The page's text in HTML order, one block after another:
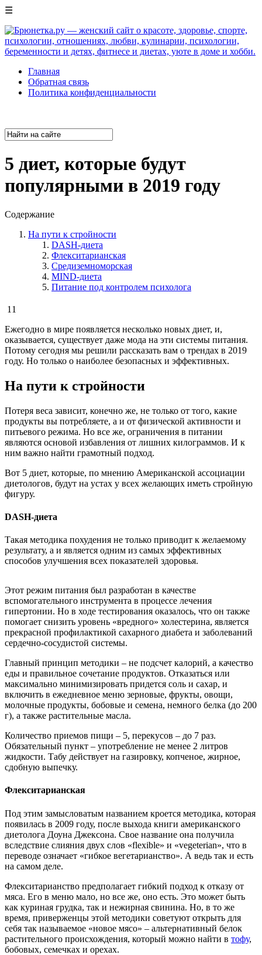
☰
Главная
Обратная связь
Политика конфиденциальности
5 диет, которые будут
популярными в 2019 году
Содержание
На пути к стройности
DASH-диета
Флекситарианская
Средиземноморская
MIND-диета
Питание под контролем психолога
11
Ежегодно в мире появляется несколько новых диет, и,
оказывается, существует даже мода на эти системы питания.
Потому сегодня мы решили рассказать вам о трендах в 2019
году. Но только о наиболее безопасных и эффективных.
На пути к стройности
Потеря веса зависит, конечно же, не только от того, какие
продукты вы потребляете, а и от физической активности и
питьевого режима. Но все же, ограничения в питании
являются основой избавления от лишних килограммов. И к
ним важно найти грамотный подход.
Вот 5 диет, которые, по мнению Американской ассоциации
диетологов, будут на устах у всех желающих иметь стройную
фигуру.
DASH-диета
Такая методика похудения не только приводит к желаемому
результату, а и является одним из самых эффективных
способов улучшения всех показателей здоровья.
Этот режим питания был разработан в качестве
вспомогательного инструмента в процессе лечения
гипертонии. Но в ходе тестирования оказалось, что он также
помогает снизить уровень «вредного» холестерина, является
прекрасной профилактикой сахарного диабета и заболеваний
сердечно-сосудистой системы.
Главный принцип методики – не подсчет калорий, а качество
еды и правильное сочетание продуктов. Отказаться или
максимально минимизировать придется соль и сахар, и
включить в ежедневное меню зерновые, фрукты, овощи,
молочные продукты, бобовые и семена, немного белка (до 200
г), а также растительные масла.
Количество приемов пищи – 5, перекусов – до 7 раз.
Обязательный пункт – употребление не менее 2 литров
жидкости. Табу действует на газировку, копченое, жирное,
сдобную выпечку.
Флекситарианская
Под этим замысловатым названием кроется методика, которая
появилась в 2009 году, после выхода книги американского
диетолога Доуна Джексона. Свое название она получила
вследствие слияния двух слов «flexible» и «vegeterian», что в
переводе означает «гибкое вегетарианство». А ведь так и есть
на самом деле.
Флекситарианство предполагает гибкий подход к отказу от
мяса. Его в меню мало, но все же, оно есть. Это может быть
как куриная грудка, так и нежирная свинина. Но, в то же
время, приверженцы этой методики советуют открыть для
себя так называемое «новое мясо» – альтернативный белок
растительного происхождения, который можно найти в тофу,
бобовых, семечках и орехах.